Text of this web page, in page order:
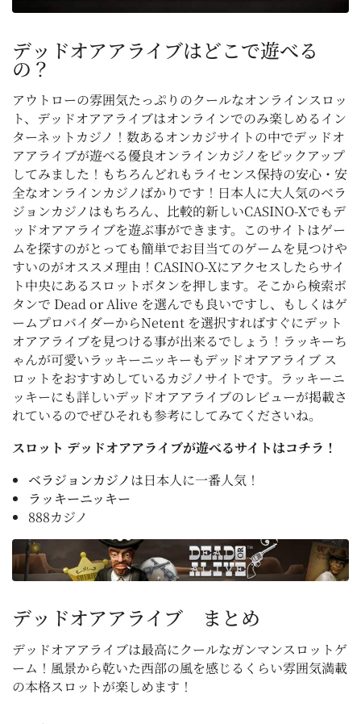
デッドオアアライブはどこで遊べる
の？
アウトローの雰囲気たっぷりのクールなオンラインスロッ
ト、デッドオアアライブはオンラインでのみ楽しめるイン
ターネットカジノ！数あるオンカジサイトの中でデッドオ
アアライブが遊べる優良オンラインカジノをピックアップ
してみました！もちろんどれもライセンス保持の安心・安
全なオンラインカジノばかりです！日本人に大人気のベラ
ジョンカジノはもちろん、比較的新しいCASINO-Xでもデ
ッドオアアライブを遊ぶ事ができます。このサイトはゲー
ムを探すのがとっても簡単でお目当てのゲームを見つけや
すいのがオススメ理由！CASINO-Xにアクセスしたらサイ
ト中央にあるスロットボタンを押します。そこから検索ボ
タンで Dead or Alive を選んでも良いですし、もしくはゲ
ームプロバイダーからNetent を選択すればすぐにデット
オアアライブを見つける事が出来るでしょう！ラッキーち
ゃんが可愛いラッキーニッキーもデッドオアアライブ ス
ロットをおすすめしているカジノサイトです。ラッキーニ
ッキーにも詳しいデッドオアアライブのレビューが掲載さ
れているのでぜひそれも参考にしてみてくださいね。
スロット デッドオアアライブが遊べるサイトはコチラ！
ベラジョンカジノは日本人に一番人気！
ラッキーニッキー
888カジノ
デッドオアアライブ まとめ
デッドオアアライブは最高にクールなガンマンスロットゲ
ーム！風景から乾いた西部の風を感じるくらい雰囲気満載
の本格スロットが楽しめます！